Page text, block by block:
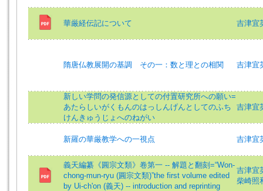
華厳経伝記について 吉津宜
隋唐仏教展開の基調 その一：数と理との相関 吉津宜
新しい学問の発信源としての付置研究所への願い=
あたらしいがくもんのはっしんげんとしてのふち
けんきゅうじょへのねがい
吉津宜
新羅の華厳教学への一視点 吉津宜
義天編纂《圓宗文類》卷第一 -- 解題と翻刻=“Won-
chong-mun-ryu (圓宗文類)”the first volume edited
by Ui-ch'on (義天) -- introduction and reprinting
吉津宜
柴崎照